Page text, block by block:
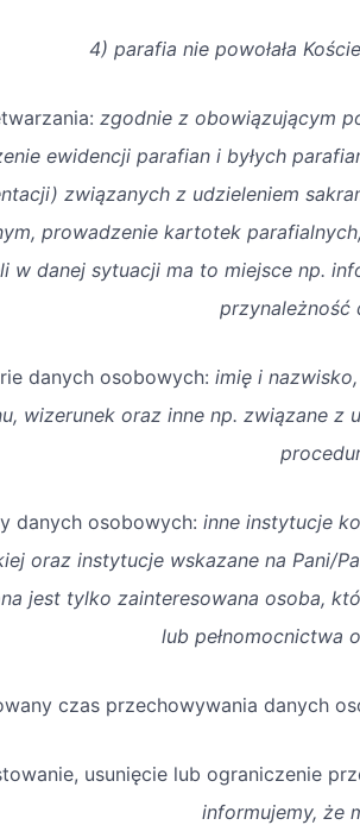
4) parafia nie powołała
zgodnie z obowiązującym
ewidencji parafian i byłych
związanych z udzieleniem
prowadzenie kartotek
w danej sytuacji ma to miejsce np.
przynależność
danych osobowych: imię i
wizerunek oraz inne np. związane z
danych osobowych: inne instytucje
oraz instytucje wskazane na Pani/
jest tylko zainteresowana osoba,
lub pełnomocnictwa
czas przechowywania danych
usunięcie lub ograniczenie
informujemy, że